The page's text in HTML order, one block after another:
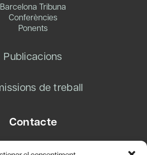
Barcelona Tribuna
Conferències
Ponents
Publicacions
de treball
Contacte